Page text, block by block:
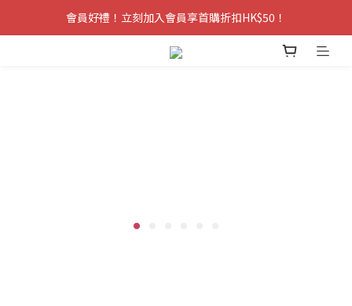
會員好禮！立刻加入會員享首購折扣HK$50！